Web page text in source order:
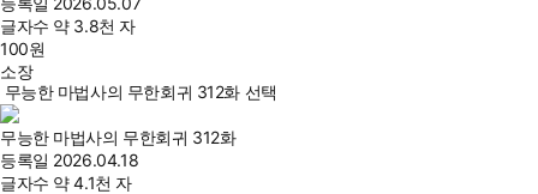
글자수 약 3.8천 자
100원
소장
무능한 마법사의 무한회귀 312화 선택
무능한 마법사의 무한회귀 312화
등록일 2026.04.18
글자수 약 4.1천 자